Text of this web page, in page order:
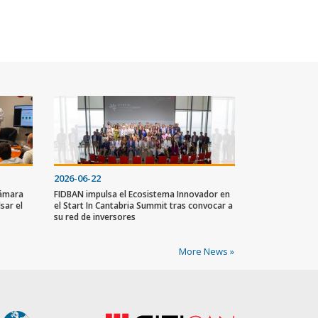
el
2026-06-22
FIDBAN impulsa el Ecosistema Innovador en
el Start In Cantabria Summit tras convocar a
su red de inversores
More News »